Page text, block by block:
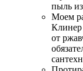
пыль
Моем
Клинер
от